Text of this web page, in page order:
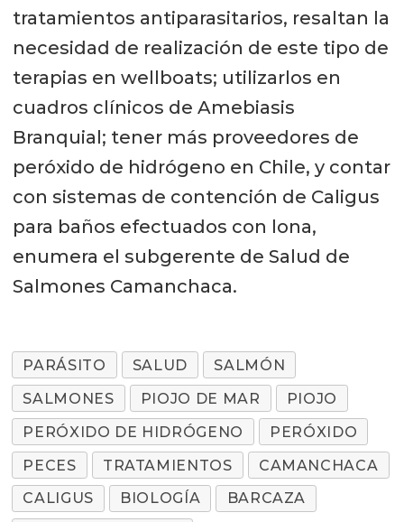
tratamientos antiparasitarios, resaltan la
necesidad de realización de este tipo de
terapias en wellboats; utilizarlos en
cuadros clínicos de Amebiasis
Branquial; tener más proveedores de
peróxido de hidrógeno en Chile, y contar
con sistemas de contención de Caligus
para baños efectuados con lona,
enumera el subgerente de Salud de
Salmones Camanchaca.
PARÁSITO SALUD
SALMÓN
SALMONES
PIOJO DE MAR
PIOJO
PERÓXIDO DE HIDRÓGENO
PERÓXIDO
PECES
TRATAMIENTOS
CAMANCHACA
CALIGUS
BIOLOGÍA
BARCAZA